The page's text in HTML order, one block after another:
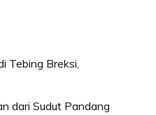
Tebing Breksi,
dari Sudut Pandang